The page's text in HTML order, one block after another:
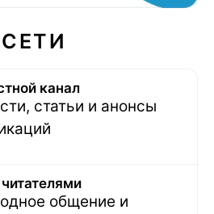
канал
статьи и анонсы
общение и